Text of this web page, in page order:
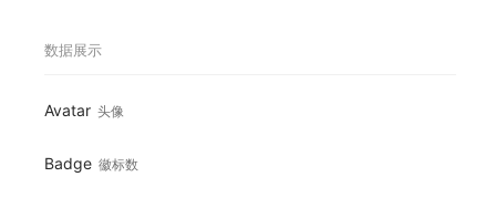
数据展示
Avatar 头像
Badge 徽标数